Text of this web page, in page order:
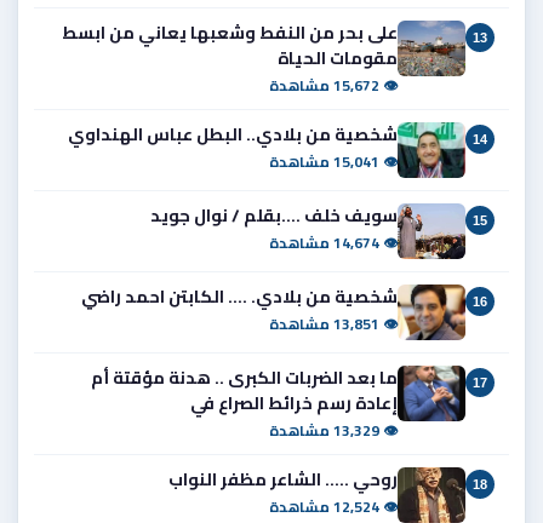
13
على بحر من النفط وشعبها يعاني من ابسط
مقومات الحياة
👁 15,672 مشاهدة
14 شخصية من بلادي.. البطل عباس الهنداوي
👁 15,041 مشاهدة
15 سويف خلف ....بقلم / نوال جويد
👁 14,674 مشاهدة
16 شخصية من بلادي. .... الكابتن احمد راضي
👁 13,851 مشاهدة
17
ما بعد الضربات الكبرى .. هدنة مؤقتة أم
إعادة رسم خرائط الصراع في
👁 13,329 مشاهدة
18 روحي ..... الشاعر مظفر النواب
👁 12,524 مشاهدة